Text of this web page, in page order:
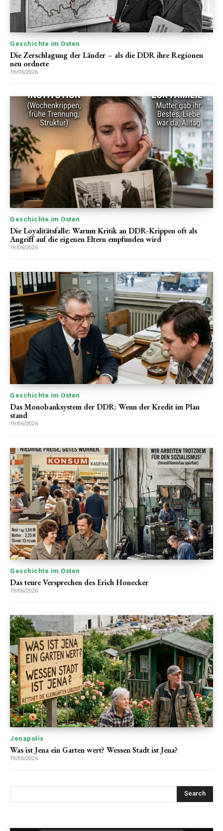
Geschichte im Osten
Die Zerschlagung der Länder – als die DDR ihre Regionen
neu ordnete
19/06/2026
Geschichte im Osten
Die Loyalitätsfalle: Warum Kritik an DDR-Krippen oft als
Angriff auf die eigenen Eltern empfunden wird
19/06/2026
Geschichte im Osten
Das Monobanksystem der DDR: Wenn der Kredit im Plan
stand
19/06/2026
Geschichte im Osten
Das teure Versprechen des Erich Honecker
19/06/2026
Jenapolis
Was ist Jena ein Garten wert? Wessen Stadt ist Jena?
19/06/2026
Search